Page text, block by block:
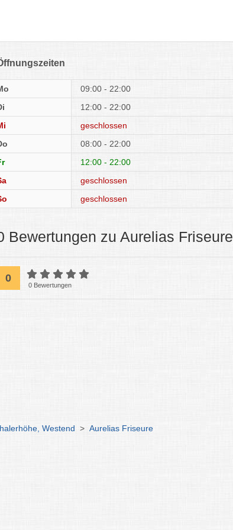
09:00 - 22:00
12:00 - 22:00
geschlossen
08:00 - 22:00
12:00 - 22:00
geschlossen
geschlossen
Bewertungen zu Aurelias Friseure
0
0 Bewertungen
Westend > Aurelias Friseure